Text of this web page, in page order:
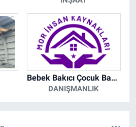
Bebek Bakıcı Çocuk Bakıcısı Mor İnsan Kaynakları Hasta Bakıcı İstanbul
DANIŞMANLIK